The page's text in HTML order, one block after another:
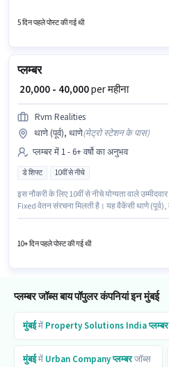
स्थित है। यह एक फुल टाइम भूमिका है, जिसमें डे
5 दिन पहले पोस्ट की गई थी
प्लम्बर
₹ 20,000 - 40,000per महीना
Rvm Realities
थाणे (पूर्व), थाणे(मेट्रो स्टेशन के पास)
प्लम्बर में 1 - 6+ वर्षो का अनुभव
डे शिफ्ट 10वीं से नीचे
इस नौकरी के लिए 10वीं से नीचे योग्यता वाले
Fixed वेतन संरचना मिलती है। यह वैकेंसी थाणे
श्रेणी में प्लम्बर के रूप में जुड़ें।
10+ दिन पहले पोस्ट की गई थी
प्लम्बर जॉब्स बाय पॉपुलर कंपनियां इन मुंबई
मुंबईमें Property Solutions Indiaप्लम्बर
मुंबईमें Urban Companyप्लम्बरजॉब्स